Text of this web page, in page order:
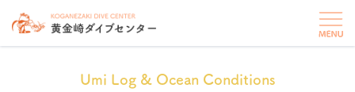
Umi Log & Ocean Conditions